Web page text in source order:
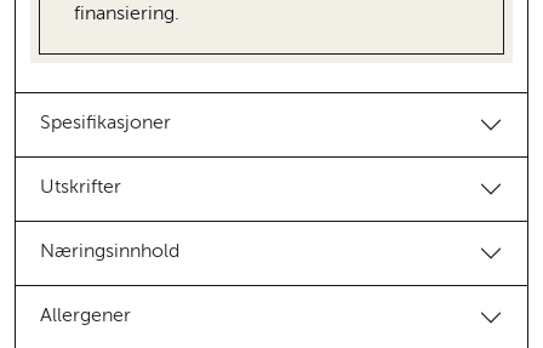
finansiering.
Spesifikasjoner
Utskrifter
Næringsinnhold
Allergener